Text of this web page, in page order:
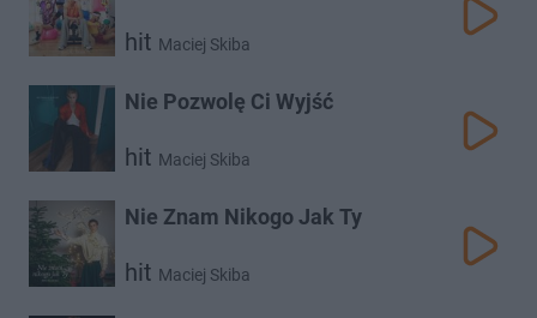
hit Maciej Skiba
Nie Pozwolę Ci Wyjść
hit Maciej Skiba
Nie Znam Nikogo Jak Ty
hit Maciej Skiba